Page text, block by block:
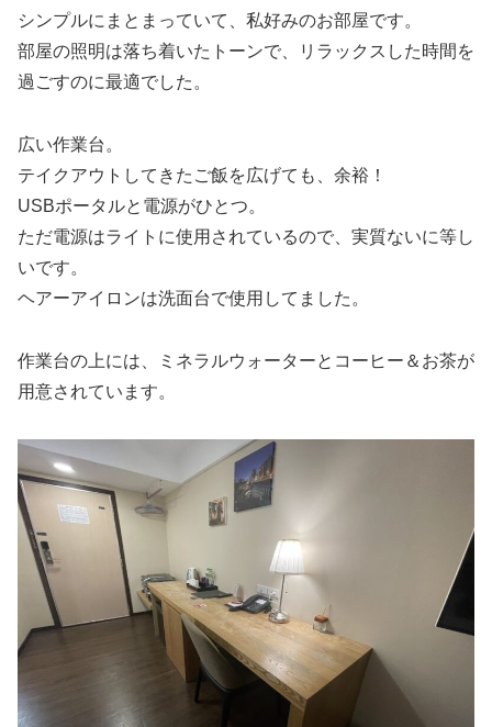
シンプルにまとまっていて、私好みのお部屋です。
部屋の照明は落ち着いたトーンで、リラックスした時間を
過ごすのに最適でした。
広い作業台。
テイクアウトしてきたご飯を広げても、余裕！
USBポータルと電源がひとつ。
ただ電源はライトに使用されているので、実質ないに等し
いです。
ヘアーアイロンは洗面台で使用してました。
作業台の上には、ミネラルウォーターとコーヒー＆お茶が
用意されています。